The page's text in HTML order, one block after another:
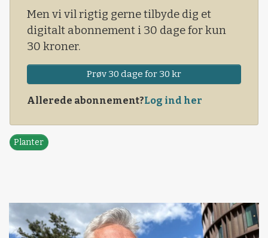
Vi prøver på at sætte fokus på kartoffelavl og
fortælle vores medlemmer, at der er muligheder
i det, oplyser kartoffelkonsulenten, som også
Men vi vil rigtig gerne tilbyde dig et
digitalt abonnement i 30 dage for kun
30 kroner.
Prøv 30 dage for 30 kr
Allerede abonnement?Log ind her
Planter